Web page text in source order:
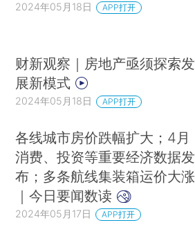
2024年05月18日 APP打开
财新观察｜房地产亟须探索发
展新模式
2024年05月18日 APP打开
各线城市房价跌幅扩大；4月
消费、投资等重要经济数据发
布；多条航线集装箱运价大涨
｜今日要闻数读
2024年05月17日 APP打开